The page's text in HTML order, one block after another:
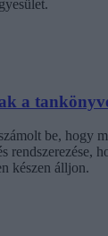
a
be, hogy
rendszerezése,
készen álljon.